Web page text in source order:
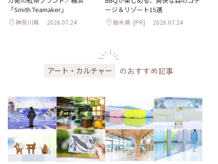
「Smith Teamaker」
神奈川県 2026.07.24
ージ＆リゾート15選
栃木県 [PR] 2026.07.24
アート・カルチャー のおすすめ記事